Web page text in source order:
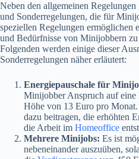
Neben den allgemeinen
und Sonderregelungen, die für
speziellen Regelungen ermöglichen
und Bedürfnisse von Minijobbern
Folgenden werden einige dieser
Sonderregelungen näher erläutert:
Energiepauschale für
Minijobber Anspruch auf eine
Höhe von 13 Euro pro Monat.
dazu beitragen, die erhöhten
die Arbeit im Homeoffice
Mehrere Minijobs: Es ist
nebeneinander auszuüben,